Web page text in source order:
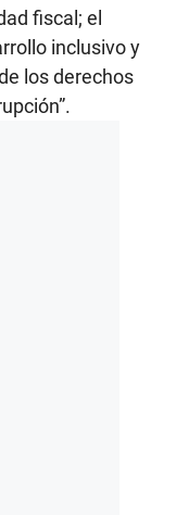
fiscal; el
inclusivo y
los derechos